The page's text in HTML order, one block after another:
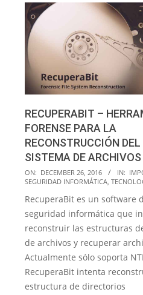
RECUPERABIT –
FORENSE PARA LA
RECONSTRUCCIÓN DEL
SISTEMA DE ARCHIVOS
2016-
12-
26
ON: DECEMBER 26, 2016 IN:
SEGURIDAD INFORMÁTICA
RecuperaBit es un software
seguridad informática que
reconstruir las estructuras
de archivos y recuperar
Actualmente sólo soporta
RecuperaBit intenta
estructura de directorios